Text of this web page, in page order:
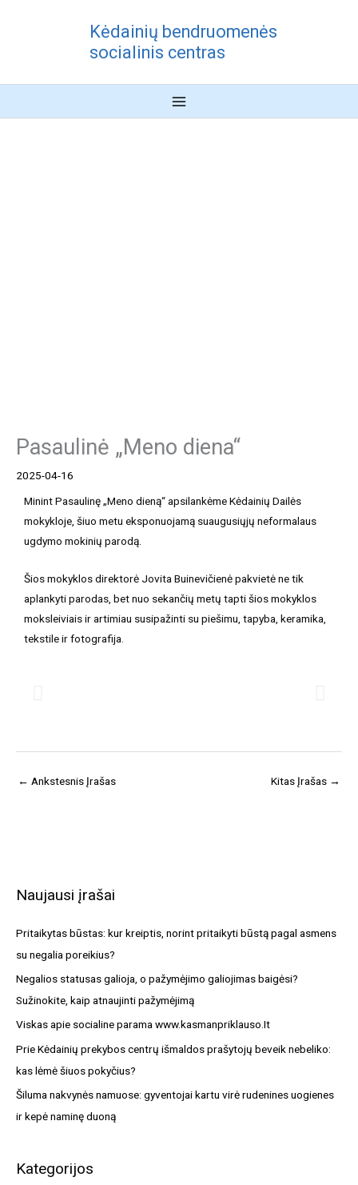
Kėdainių bendruomenės
socialinis centras
Pasaulinė „Meno diena“
2025-04-16
Minint Pasaulinę „Meno dieną“ apsilankėme Kėdainių Dailės
mokykloje, šiuo metu eksponuojamą suaugusiųjų neformalaus
ugdymo mokinių parodą.
Šios mokyklos direktorė Jovita Buinevičienė pakvietė ne tik
aplankyti parodas, bet nuo sekančių metų tapti šios mokyklos
moksleiviais ir artimiau susipažinti su piešimu, tapyba, keramika,
tekstile ir fotografija.
← Ankstesnis Įrašas Kitas Įrašas →
Naujausi įrašai
Pritaikytas būstas: kur kreiptis, norint pritaikyti būstą pagal asmens
su negalia poreikius?
Negalios statusas galioja, o pažymėjimo galiojimas baigėsi?
Sužinokite, kaip atnaujinti pažymėjimą
Viskas apie socialine parama www.kasmanpriklauso.It
Prie Kėdainių prekybos centrų išmaldos prašytojų beveik nebeliko:
kas lėmė šiuos pokyčius?
Šiluma nakvynės namuose: gyventojai kartu virė rudenines uogienes
ir kepė naminę duoną
Kategorijos